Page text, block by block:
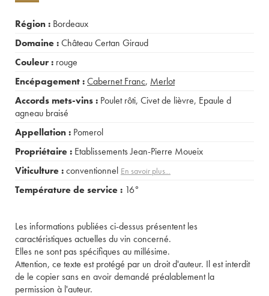
Région : Bordeaux
Domaine :Château Certan Giraud
Couleur : rouge
Encépagement :Cabernet Franc, Merlot
Accords mets-vins : Poulet rôti, Civet de lièvre, Epaule d
agneau braisé
Appellation : Pomerol
Propriétaire : Etablissements Jean-Pierre Moueix
Viticulture :conventionnel En savoir plus...
Température de service : 16°
Les informations publiées ci-dessus présentent les
caractéristiques actuelles du vin concerné.
Elles ne sont pas spécifiques au millésime.
Attention, ce texte est protégé par un droit d'auteur. Il est interdit
de le copier sans en avoir demandé préalablement la
permission à l'auteur.